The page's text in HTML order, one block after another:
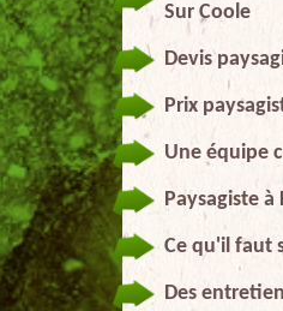
Sur Coole
Devis
Prix
Une équipe
Paysagiste à
Ce qu'il faut
Des